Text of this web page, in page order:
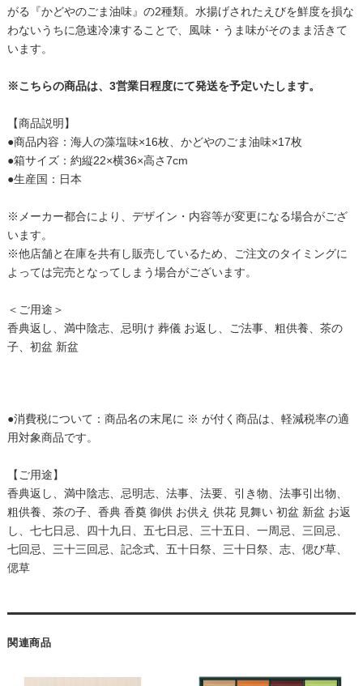
がる『かどやのごま油味』の2種類。水揚げされたえびを鮮度を損な
わないうちに急速冷凍することで、風味・うま味がそのまま活きて
います。
※こちらの商品は、3営業日程度にて発送を予定いたします。
【商品説明】
●商品内容：海人の藻塩味×16枚、かどやのごま油味×17枚
●箱サイズ：約縦22×横36×高さ7cm
●生産国：日本
※メーカー都合により、デザイン・内容等が変更になる場合がござ
います。
※他店舗と在庫を共有し販売しているため、ご注文のタイミングに
よっては完売となってしまう場合がございます。
＜ご用途＞
香典返し、満中陰志、忌明け 葬儀 お返し、ご法事、粗供養、茶の
子、初盆 新盆
●消費税について：商品名の末尾に ※ が付く商品は、軽減税率の適
用対象商品です。
【ご用途】
香典返し、満中陰志、忌明志、法事、法要、引き物、法事引出物、
粗供養、茶の子、香典 香奠 御供 お供え 供花 見舞い 初盆 新盆 お返
し、七七日忌、四十九日、五七日忌、三十五日、一周忌、三回忌、
七回忌、三十三回忌、記念式、五十日祭、三十日祭、志、偲び草、
偲草
関連商品